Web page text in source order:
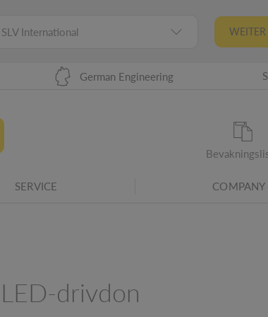
SLV International WEITER
German Engineering
SERVICE COMPANY
LED-drivdon